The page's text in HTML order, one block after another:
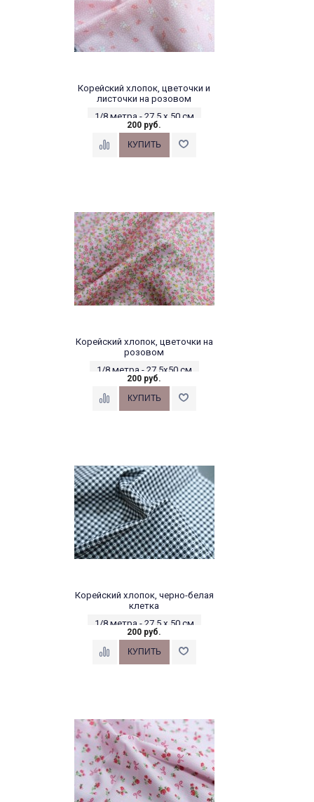
Корейский хлопок, цветочки и
листочки на розовом
1/8 метра - 27,5 х 50 см
200 руб.
Корейский хлопок, цветочки на
розовом
1/8 метра - 27,5х50 см
200 руб.
Корейский хлопок, черно-белая
клетка
1/8 метра - 27,5 х 50 см
200 руб.